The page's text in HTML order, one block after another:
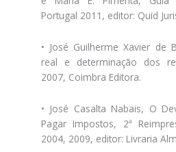
Portugal 2011, editor: Quid
• José Guilherme Xavier de
real e determinação dos
2007, Coimbra Editora.
• José Casalta Nabais, O
Pagar Impostos, 2ª
2004, 2009, editor: Livraria